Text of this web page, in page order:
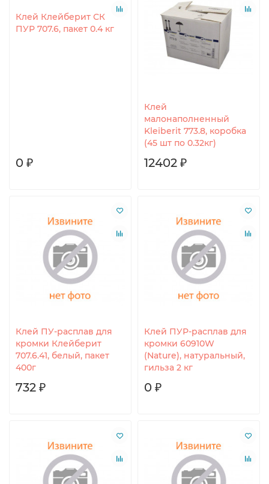
Клей Клейберит СК
ПУР 707.6, пакет 0.4 кг
0 ₽
Клей
малонаполненный
Kleiberit 773.8, коробка
(45 шт по 0.32кг)
12402 ₽
Клей ПУ-расплав для
кромки Клейберит
707.6.41, белый, пакет
400г
732 ₽
Клей ПУР-расплав для
кромки 60910W
(Nature), натуральный,
гильза 2 кг
0 ₽